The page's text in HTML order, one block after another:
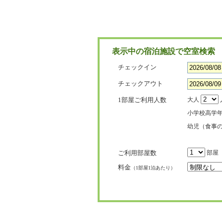
表示中の宿泊施設で空室検索
チェックイン
チェックアウト
1部屋ご利用人数 大人
小学校高学
幼児（食事
ご利用部屋数 部屋
料金 （1部屋1泊あたり）